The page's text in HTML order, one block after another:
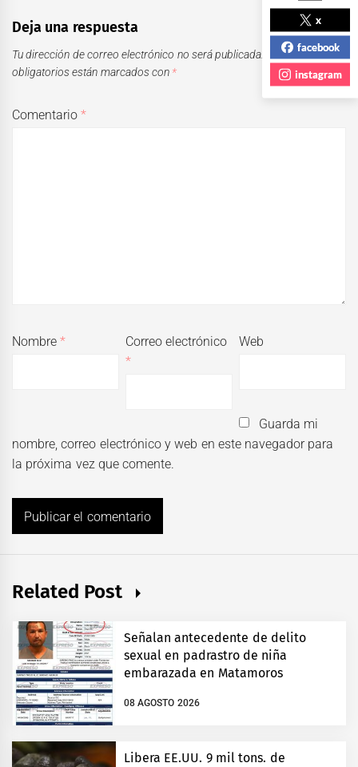
Deja una respuesta
Tu dirección de correo electrónico no será publicada.
Los campos
obligatorios están marcados con *
Comentario*
Nombre*
Correo electrónico
*
Web
Guarda mi
nombre, correo electrónico y web en este navegador para
la próxima vez que comente.
Related Post
Señalan antecedente de delito
sexual en padrastro de niña
embarazada en Matamoros
08 AGOSTO 2026
Libera EE.UU. 9 mil tons. de
x
facebook
instagram